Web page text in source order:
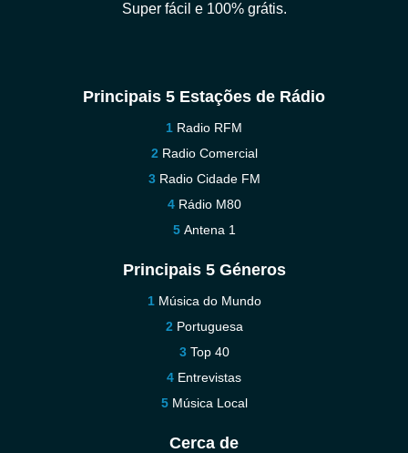
Super fácil e 100% grátis.
Principais 5 Estações de Rádio
Radio RFM
Radio Comercial
Radio Cidade FM
Rádio M80
Antena 1
Principais 5 Géneros
Música do Mundo
Portuguesa
Top 40
Entrevistas
Música Local
Cerca de